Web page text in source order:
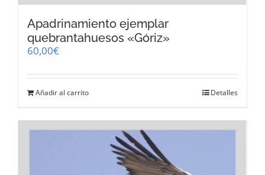
Apadrinamiento ejemplar
quebrantahuesos «Góriz»
60,00€
Añadir al carrito Detalles